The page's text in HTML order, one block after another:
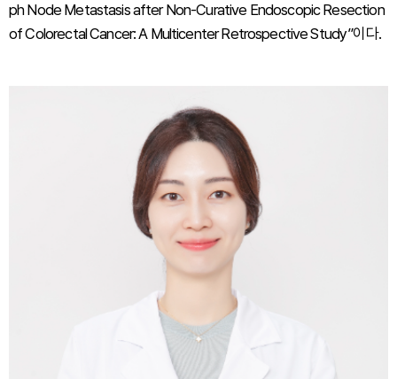
ph Node Metastasis after Non-Curative Endoscopic Resection
of Colorectal Cancer: A Multicenter Retrospective Study”이다.